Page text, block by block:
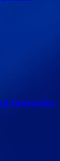
Interactive